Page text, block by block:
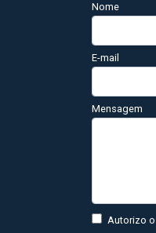
Nome
E-mail
Mensagem
Autorizo